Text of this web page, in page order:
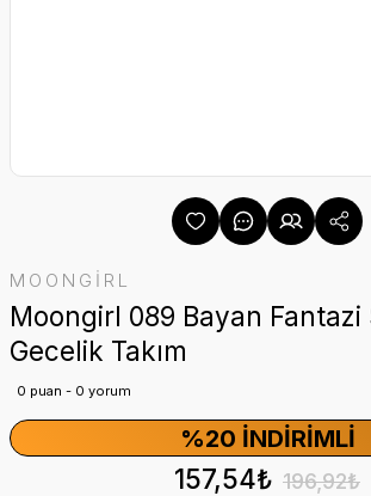
MOONGİRL
Moongirl 089 Bayan Fantazi
Gecelik Takım
0 puan - 0 yorum
%20 İNDIRIMLI
157,54₺ 196,92₺